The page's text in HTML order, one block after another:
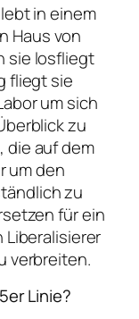
in einem
Haus von
sie losfliegt
fliegt sie
um sich
zu
die auf dem
um den
zu
für ein
Liberalisierer
verbreiten.
Linie?